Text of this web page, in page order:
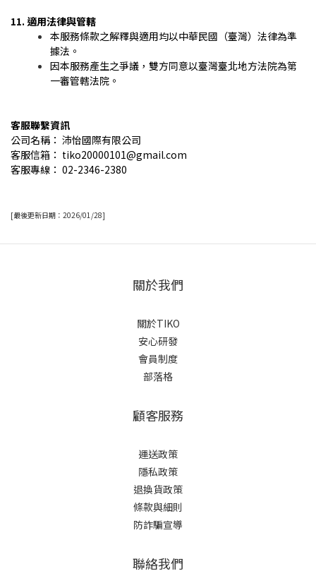
11. 適用法律與管轄
本服務條款之解釋與適用均以中華民國（臺灣）法律為準
據法。
因本服務產生之爭議，雙方同意以臺灣臺北地方法院為第
一審管轄法院。
客服聯繫資訊
公司名稱： 沛怡國際有限公司
客服信箱： tiko20000101@gmail.com
客服專線： 02-2346-2380
[最後更新日期：2026/01/28]
關於我們
關於TIKO
安心研發
會員制度
部落格
顧客服務
運送政策
隱私政策
退換貨政策
條款與細則
防詐騙宣導
聯絡我們